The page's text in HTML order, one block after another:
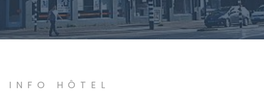
INFO HÔTEL